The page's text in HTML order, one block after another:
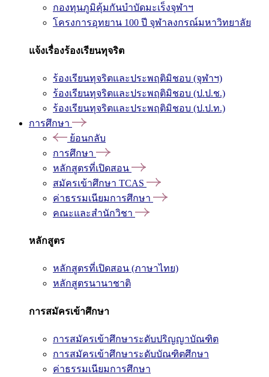
กองทุนภูมิคุ้มกันบำบัดมะเร็งจุฬาฯ
โครงการอุทยาน 100 ปี จุฬาลงกรณ์มหาวิทยาลัย
แจ้งเรื่องร้องเรียนทุจริต
ร้องเรียนทุจริตและประพฤติมิชอบ (จุฬาฯ)
ร้องเรียนทุจริตและประพฤติมิชอบ (ป.ป.ช.)
ร้องเรียนทุจริตและประพฤติมิชอบ (ป.ป.ท.)
การศึกษา
ย้อนกลับ
การศึกษา
หลักสูตรที่เปิดสอน
สมัครเข้าศึกษา TCAS
ค่าธรรมเนียมการศึกษา
คณะและสำนักวิชา
หลักสูตร
หลักสูตรที่เปิดสอน (ภาษาไทย)
หลักสูตรนานาชาติ
การสมัครเข้าศึกษา
การสมัครเข้าศึกษาระดับปริญญาบัณฑิต
การสมัครเข้าศึกษาระดับบัณฑิตศึกษา
ค่าธรรมเนียมการศึกษา